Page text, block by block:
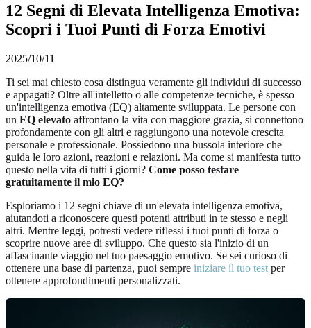
12 Segni di Elevata Intelligenza Emotiva:
Scopri i Tuoi Punti di Forza Emotivi
2025/10/11
Ti sei mai chiesto cosa distingua veramente gli individui di successo
e appagati? Oltre all'intelletto o alle competenze tecniche, è spesso
un'intelligenza emotiva (EQ) altamente sviluppata. Le persone con
un EQ elevato affrontano la vita con maggiore grazia, si connettono
profondamente con gli altri e raggiungono una notevole crescita
personale e professionale. Possiedono una bussola interiore che
guida le loro azioni, reazioni e relazioni. Ma come si manifesta tutto
questo nella vita di tutti i giorni? Come posso testare
gratuitamente il mio EQ?
Esploriamo i 12 segni chiave di un'elevata intelligenza emotiva,
aiutandoti a riconoscere questi potenti attributi in te stesso e negli
altri. Mentre leggi, potresti vedere riflessi i tuoi punti di forza o
scoprire nuove aree di sviluppo. Che questo sia l'inizio di un
affascinante viaggio nel tuo paesaggio emotivo. Se sei curioso di
ottenere una base di partenza, puoi sempre iniziare il tuo test per
ottenere approfondimenti personalizzati.